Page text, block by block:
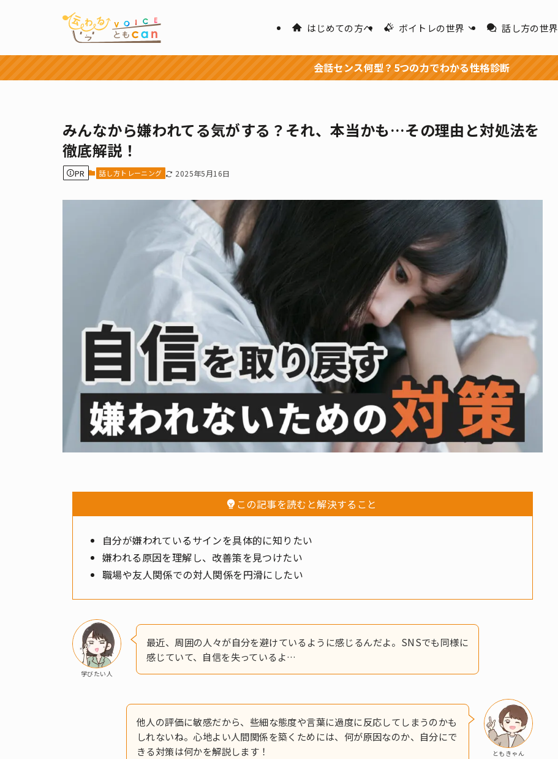
はじめての方へ ボイトレの世界 話し方の世界
会話センス何型？5つの力でわかる性格診断
みんなから嫌われてる気がする？それ、本当かも…その理由と対処法を
徹底解説！
PR 話し方トレーニング 2025年5月16日
この記事を読むと解決すること
自分が嫌われているサインを具体的に知りたい
嫌われる原因を理解し、改善策を見つけたい
職場や友人関係での対人関係を円滑にしたい
学びたい人
最近、周囲の人々が自分を避けているように感じるんだよ。SNSでも同様に
感じていて、自信を失っているよ…
ともきゃん
他人の評価に敏感だから、些細な態度や言葉に過度に反応してしまうのかも
しれないね。心地よい人間関係を築くためには、何が原因なのか、自分にで
きる対策は何かを解説します！